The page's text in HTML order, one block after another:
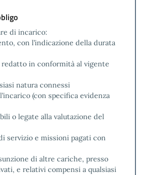
di incarico:
con l’indicazione della durata
in conformità al vigente
natura connessi
(con specifica evidenza
o legate alla valutazione del
servizio e missioni pagati con
di altre cariche, presso
e relativi compensi a qualsiasi